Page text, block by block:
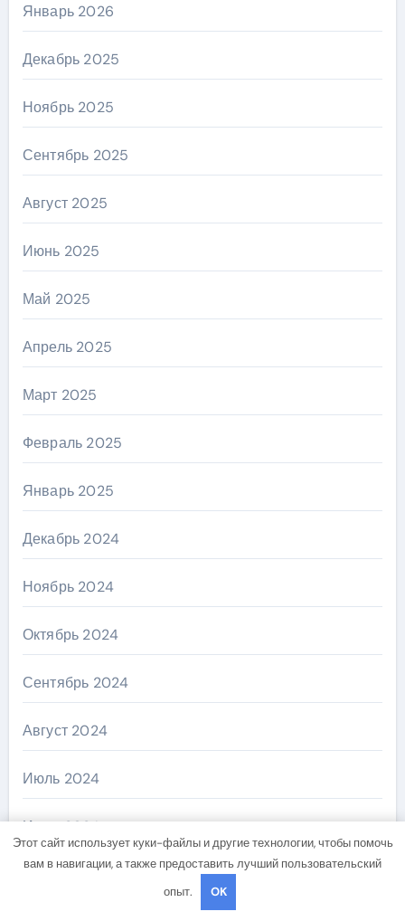
Январь 2026
Декабрь 2025
Ноябрь 2025
Сентябрь 2025
Август 2025
Июнь 2025
Май 2025
Апрель 2025
Март 2025
Февраль 2025
Январь 2025
Декабрь 2024
Ноябрь 2024
Октябрь 2024
Сентябрь 2024
Август 2024
Июль 2024
Июнь 2024
Май 2024
Этот сайт использует куки-файлы и другие технологии, чтобы помочь
вам в навигации, а также предоставить лучший пользовательский
опыт.
OK